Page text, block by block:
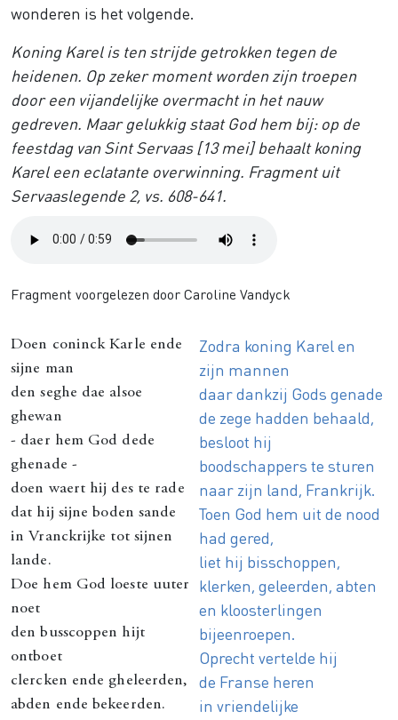
wonderen is het volgende.
Koning Karel is ten strijde getrokken tegen de
heidenen. Op zeker moment worden zijn troepen
door een vijandelijke overmacht in het nauw
gedreven. Maar gelukkig staat God hem bij: op de
feestdag van Sint Servaas [13 mei] behaalt koning
Karel een eclatante overwinning. Fragment uit
Servaaslegende 2, vs. 608-641.
file
Fragment voorgelezen door Caroline Vandyck
Doen coninck Karle ende
sijne man
den seghe dae alsoe
ghewan
- daer hem God dede
ghenade -
doen waert hij des te rade
dat hij sijne boden sande
in Vranckrijke tot sijnen
lande.
Doe hem God loeste uuter
noet
den busscoppen hijt
ontboet
clercken ende gheleerden,
abden ende bekeerden.
Zodra koning Karel en
zijn mannen
daar dankzij Gods genade
de zege hadden behaald,
besloot hij
boodschappers te sturen
naar zijn land, Frankrijk.
Toen God hem uit de nood
had gered,
liet hij bisschoppen,
klerken, geleerden, abten
en kloosterlingen
bijeenroepen.
Oprecht vertelde hij
de Franse heren
in vriendelijke